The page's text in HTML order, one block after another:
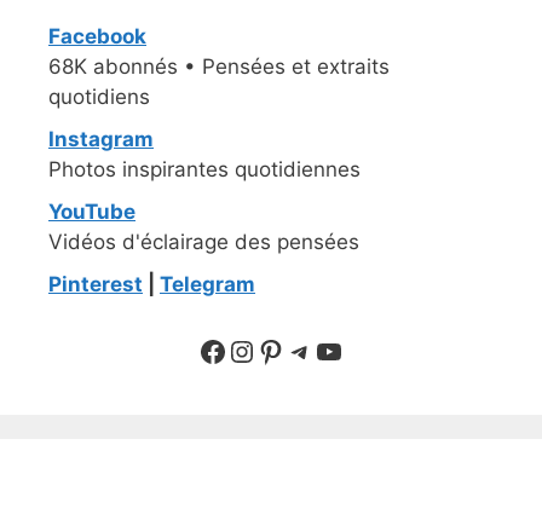
Facebook
68K abonnés • Pensées et extraits
quotidiens
Instagram
Photos inspirantes quotidiennes
YouTube
Vidéos d'éclairage des pensées
Pinterest
Telegram
Suivre sur Facebook
Suivre sur Instagram
Pinterest
Sur Telegram
YouTube